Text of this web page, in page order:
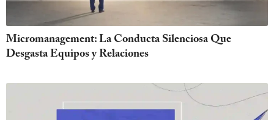
Micromanagement: La Conducta Silenciosa Que
Desgasta Equipos y Relaciones